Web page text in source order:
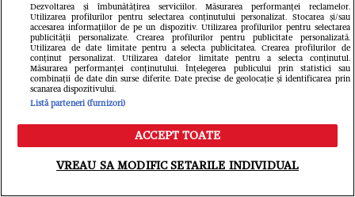
Citește în continuare
Meniu Caută
Dezvoltarea și îmbunătățirea serviciilor. Măsurarea performanței reclamelor.
Utilizarea profilurilor pentru selectarea conținutului personalizat. Stocarea și/sau
accesarea informațiilor de pe un dispozitiv. Utilizarea profilurilor pentru selectarea
publicității personalizate. Crearea profilurilor pentru publicitate personalizată.
Utilizarea de date limitate pentru a selecta publicitatea. Crearea profilurilor de
conținut personalizat. Utilizarea datelor limitate pentru a selecta conținutul.
Măsurarea performanței conținutului. Înțelegerea publicului prin statistici sau
combinații de date din surse diferite. Date precise de geolocație și identificarea prin
scanarea dispozitivului.
Listă parteneri (furnizori)
ACCEPT TOATE
VREAU SA MODIFIC SETARILE INDIVIDUAL